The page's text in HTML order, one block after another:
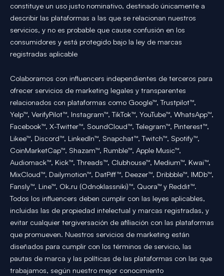
constituye un uso justo nominativo, destinado únicamente a
describir las plataformas a las que se relacionan nuestros
servicios, y no es probable que cause confusión en los
consumidores y está protegido bajo la ley de marcas
registradas aplicable
Colaboramos con influencers independientes de terceros para
ofrecer servicios de marketing legales y transparentes
relacionados con plataformas como Google™, Trustpilot™,
Yelp™, VerifyPilot™, Instagram™, TikTok™, YouTube™, WhatsApp™,
Facebook™, X-Twitter™, SoundCloud™, Telegram™, Pinterest™,
Likee™, Discord™, LinkedIn™, Snapchat™, Twitch™, Spotify™,
CoinMarketCap™, Shazam™, Rumble™, Apple Music™,
Audiomack™, Kick™, Threads™, Clubhouse™, Medium™, Kwai™,
MixCloud™, Dailymotion™, DatPiff™, Deezer™, Dribbble™, IMDb™,
Fansly™, Line™, Ok.ru (Odnoklassniki)™, Quora™ y Reddit™.
Todos los influencers deben cumplir con las leyes aplicables,
incluidas las de propiedad intelectual y marcas registradas, y
evitar cualquier tergiversación de afiliación con las plataformas
que promueven. Nuestros servicios de marketing están
diseñados para cumplir con los términos de servicio, las
pautas de marca y las políticas de las plataformas con las que
trabajamos, según nuestro mejor conocimiento